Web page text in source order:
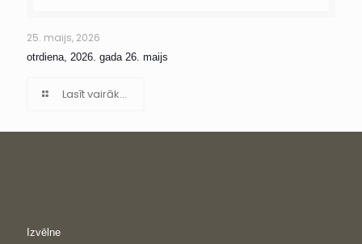
25. maijs, 2026
otrdiena, 2026. gada 26. maijs
Lasīt vairāk...
Izvēlne